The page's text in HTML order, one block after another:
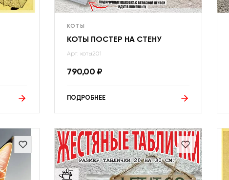
КОТЫ
КОТЫ ПОСТЕР НА СТЕНУ
Арт: коты201
790,00 ₽
ПОДРОБНЕЕ